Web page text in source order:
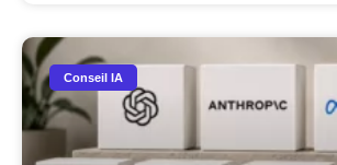
Conseil IA